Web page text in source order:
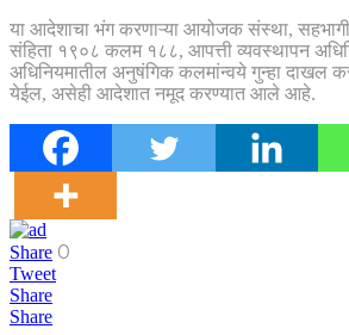
या आदेशाचा भंग करणाऱ्या आयोजक संस्था, सहभागी
संहिता १९०८ कलम १८८, आपत्ती व्यवस्थापन
अधिनियमातील अनुषंगिक कलमांन्वये गुन्हा दाखल
येईल, असेही आदेशात नमूद करण्यात आले आहे.
Share 0
Tweet
Share
Share